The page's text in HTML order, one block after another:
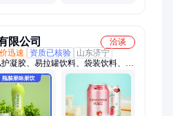
限公司
洽谈
迅速 资质已核验
山东济宁
凝胶、易拉罐饮料、袋装饮料、玻
、片剂、颗粒剂、口服液饮品